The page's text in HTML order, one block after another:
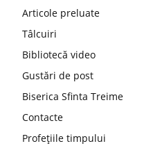
Articole preluate
Tâlcuiri
Bibliotecă video
Gustări de post
Biserica Sfinta Treime
Contacte
Profețiile timpului